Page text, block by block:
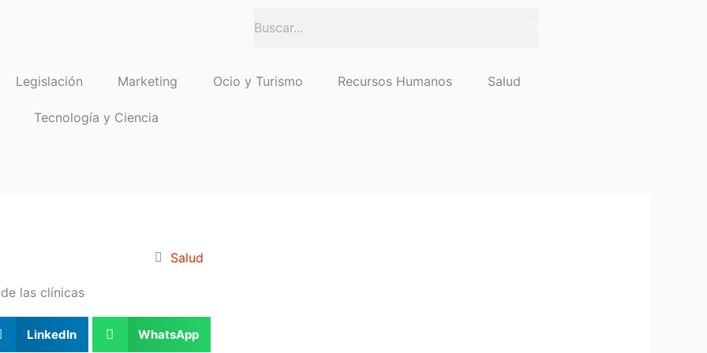
Legislación Marketing Ocio y Turismo Recursos Humanos Salud
Tecnología y Ciencia
Salud
las clínicas
LinkedIn WhatsApp